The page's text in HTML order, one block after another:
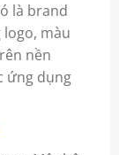
là brand
màu
nền
ứng dụng